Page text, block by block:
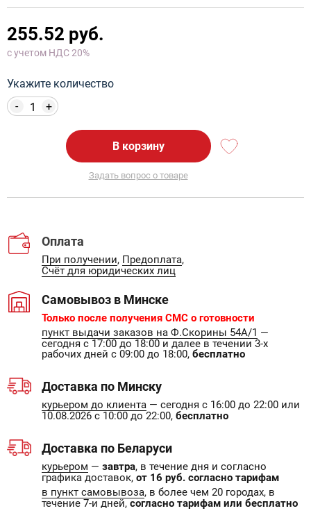
255.52 руб.
с учетом НДС 20%
Укажите количество
+
-
В корзину
Задать вопрос о товаре
Оплата
При получении, Предоплата,
Счёт для юридических лиц
Самовывоз в Минске
Только после получения СМС о готовности
пункт выдачи заказов на Ф.Скорины 54А/1 —
сегодня с 17:00 до 18:00 и далее в течении 3-х
рабочих дней с 09:00 до 18:00, бесплатно
Доставка по Минску
курьером до клиента — сегодня с 16:00 до 22:00 или
10.08.2026 с 10:00 до 22:00, бесплатно
Доставка по Беларуси
курьером — завтра, в течение дня и согласно
графика доставок, от 16 руб. согласно тарифам
в пункт самовывоза, в более чем 20 городах, в
течение 7-и дней, согласно тарифам или бесплатно